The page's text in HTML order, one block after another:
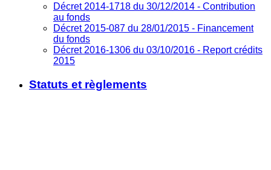
Décret 2014-1718 du 30/12/2014 - Contribution
au fonds
Décret 2015-087 du 28/01/2015 - Financement
du fonds
Décret 2016-1306 du 03/10/2016 - Report crédits
2015
Statuts et règlements